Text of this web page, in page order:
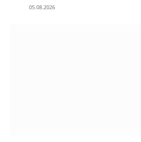
05.08.2026